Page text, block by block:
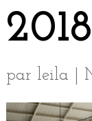
par leila